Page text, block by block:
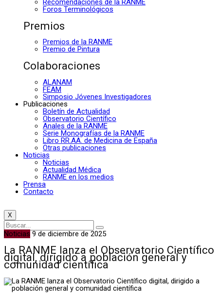
Recomendaciones de la RANME
Foros Terminológicos
Premios
Premios de la RANME
Premio de Pintura
Colaboraciones
ALANAM
FEAM
Simposio Jóvenes Investigadores
Publicaciones
Boletín de Actualidad
Observatorio Científico
Anales de la RANME
Serie Monografías de la RANME
Libro RR.AA. de Medicina de España
Otras publicaciones
Noticias
Noticias
Actualidad Médica
RANME en los medios
Prensa
Contacto
X
Noticias 9 de diciembre de 2025
La RANME lanza el Observatorio Científico
digital, dirigido a población general y
comunidad científica